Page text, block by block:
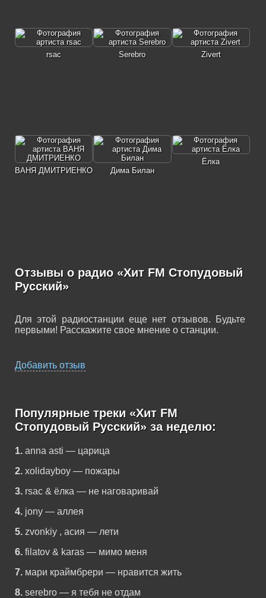
rsac Serebro Zivert
ВАНЯ ДМИТРИЕНКО Дима Билан
Ёлка
Отзывы о радио «Хит FM Стопудовый
Русский»
Для этой радиостанции еще нет отзывов. Будьте
первыми! Расскажите свое мнение о станции.
Добавить отзыв
Популярные треки «Хит FM
Стопудовый Русский» за неделю:
1. anna asti — царица
2. xolidayboy — пожары
3. rsac & ёлка — не наговаривай
4. jony — аллея
5. zvonkiy , асия — лети
6. filatov & karas — мимо меня
7. мари краймбрери — нравится жить
8. serebro — я тебя не отдам